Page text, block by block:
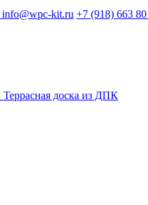
info@wpc-kit.ru +7 (918) 663
Террасная доска из ДПК